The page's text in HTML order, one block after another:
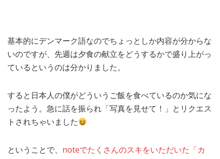
基本的にデンマーク語なのでちょっとしか内容が分からな
いのですが、先週は夕食の献立をどうするかで盛り上がっ
ているというのは分かりました。
すると日本人の僕がどういうご飯を食べているのか気にな
ったよう。急に話を振られ「写真を見せて！」とリクエス
トされちゃいました
ということで、 noteでたくさんのスキをいただいた「カ